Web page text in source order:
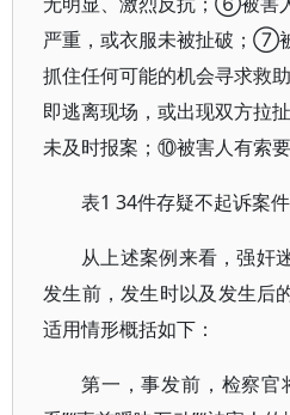
严重，或衣服未被扯破；⑦
抓住任何可能的机会寻求救
即逃离现场，或出现双方拉
未及时报案；⑩被害人有索要
表1 34件存疑不起诉案
从上述案例来看，强奸
发生前，发生时以及发生后
适用情形概括如下：
第一，事发前，检察官